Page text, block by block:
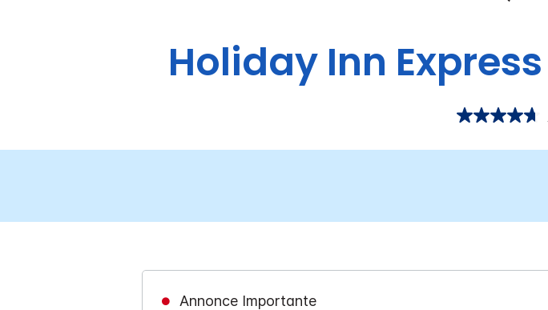
Holiday Inn Express
Annonce Importante